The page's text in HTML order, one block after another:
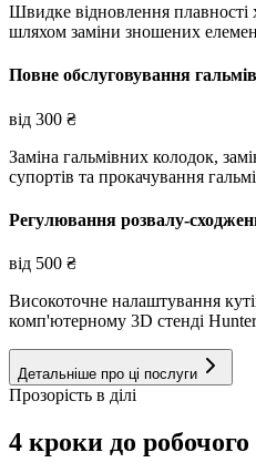
Швидке відновлення плавності
шляхом заміни зношених
Повне обслуговування
від 300 ₴
Заміна гальмівних колодок,
супортів та прокачування
Регулювання розвалу-
від 500 ₴
Високоточне налаштування
комп'ютерному 3D стенді
Детальніше про ці послуги
Прозорість в ділі
4 кроки до робочого